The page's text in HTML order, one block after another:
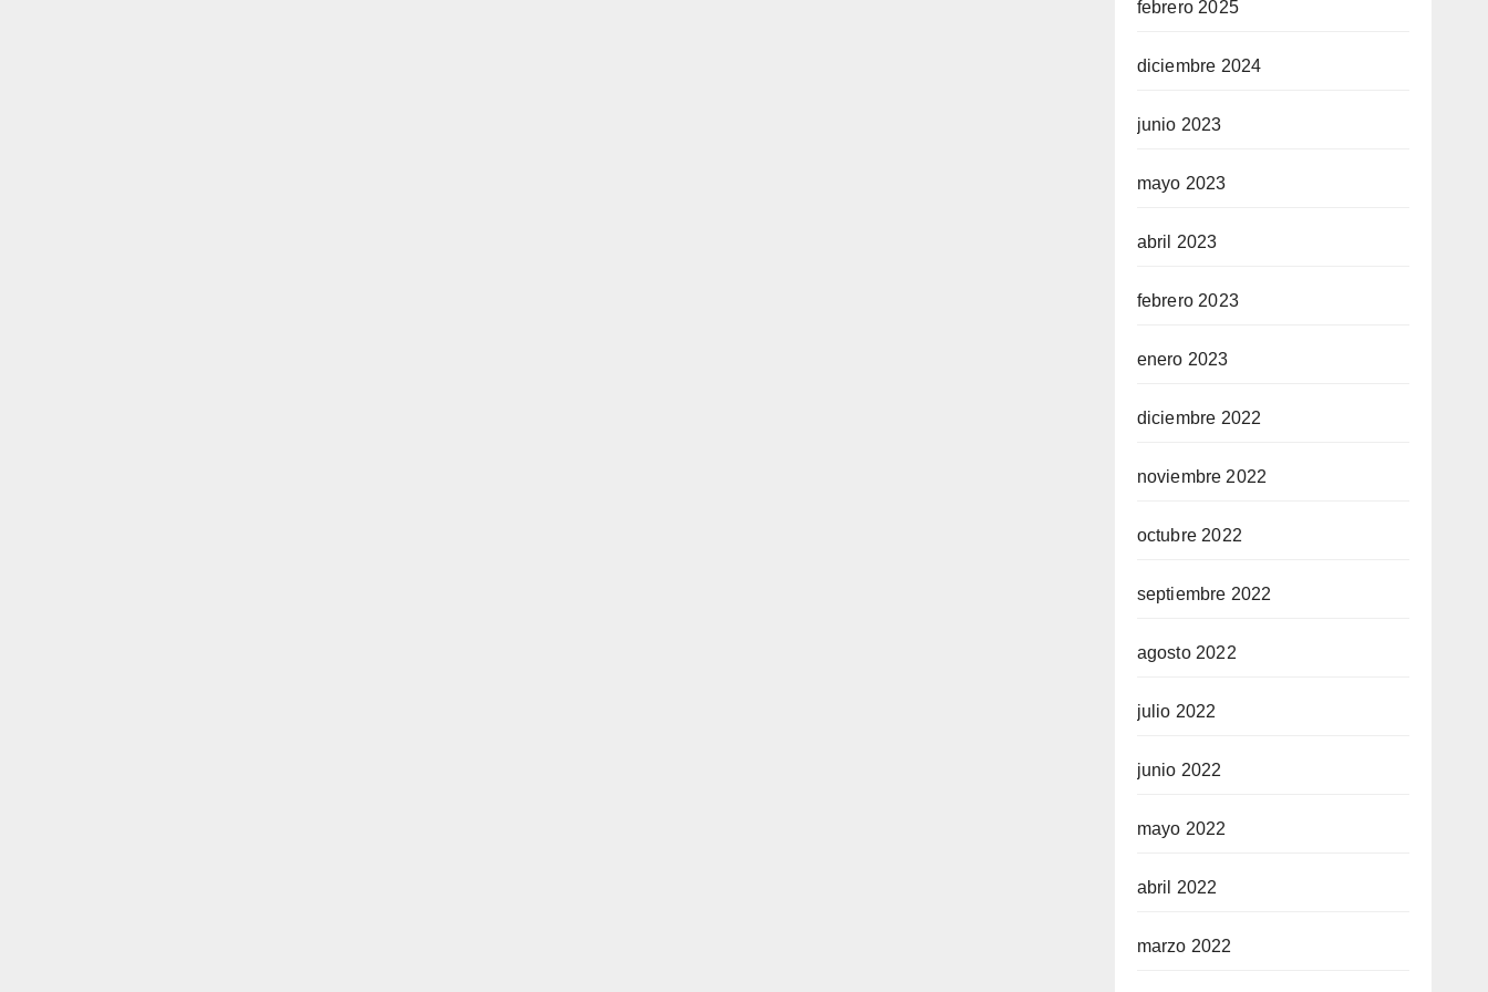
febrero 2025
diciembre 2024
junio 2023
mayo 2023
abril 2023
febrero 2023
enero 2023
diciembre 2022
noviembre 2022
octubre 2022
septiembre 2022
agosto 2022
julio 2022
junio 2022
mayo 2022
abril 2022
marzo 2022